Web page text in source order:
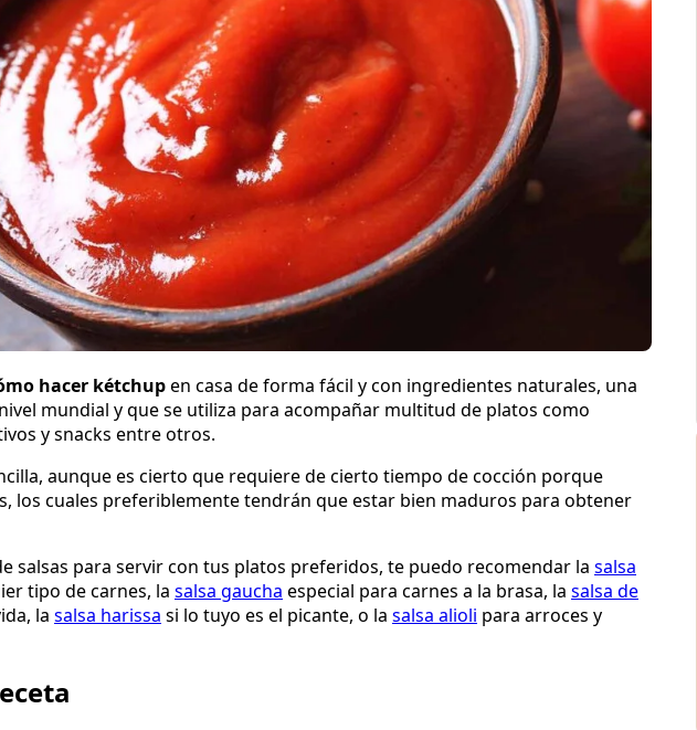
hacer kétchupen casa de forma fácil y con ingredientes naturales, una
mundial y que se utiliza para acompañar multitud de platos como
y snacks entre otros.
aunque es cierto que requiere de cierto tiempo de cocción porque
los cuales preferiblemente tendrán que estar bien maduros para obtener
salsas para servir con tus platos preferidos, te puedo recomendar la salsa
tipo de carnes, la salsa gaucha especial para carnes a la brasa, la salsa de
la salsa harissa si lo tuyo es el picante, o la salsa alioli para arroces y